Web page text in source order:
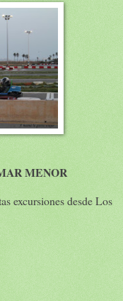
MENOR
excursiones desde Los